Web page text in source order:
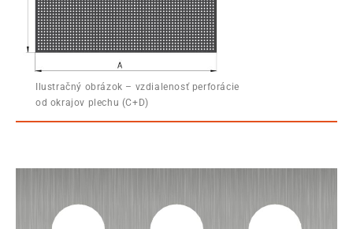
Ilustračný obrázok – vzdialenosť perforácie
od okrajov plechu (C+D)